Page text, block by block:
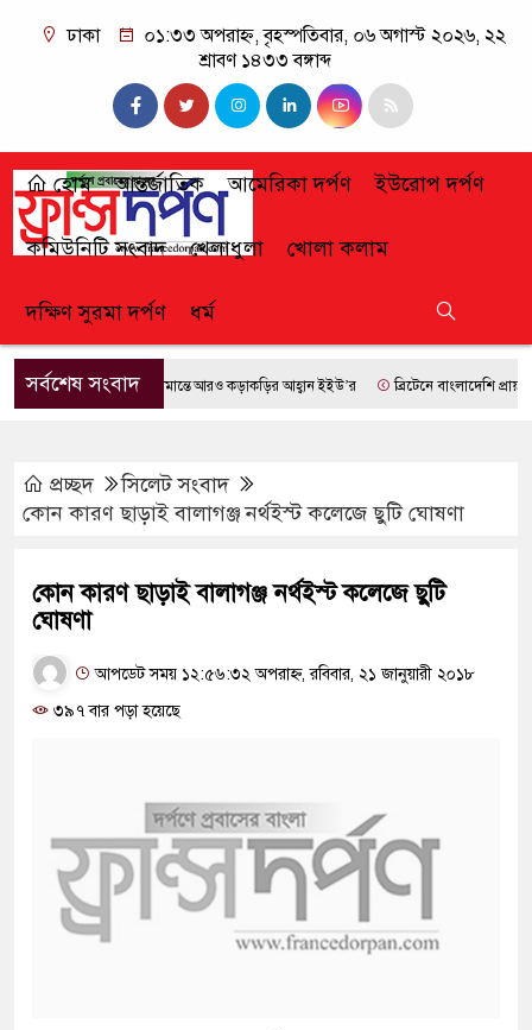
ঢাকা
০১:৩৩ অপরাহ্ন, বৃহস্পতিবার, ০৬ অগাস্ট ২০২৬, ২২
শ্রাবণ ১৪৩৩ বঙ্গাব্দ
হোম আন্তর্জাতিক আমেরিকা দর্পণ ইউরোপ দর্পণ
কমিউনিটি সংবাদ খেলাধুলা খোলা কলাম
দক্ষিণ সুরমা দর্পণ ধর্ম
সর্বশেষ সংবাদসীমান্তে আরও কড়াকড়ির আহ্বান ইইউ’র ব্রিটেনে বাংলাদেশি প্রায় ৭ লাখ
প্রচ্ছদ
সিলেট সংবাদ
কোন কারণ ছাড়াই বালাগঞ্জ নর্থইস্ট কলেজে ছুটি ঘোষণা
কোন কারণ ছাড়াই বালাগঞ্জ নর্থইস্ট কলেজে ছুটি
ঘোষণা
আপডেট সময় ১২:৫৬:৩২ অপরাহ্ন, রবিবার, ২১ জানুয়ারী ২০১৮
৩৯৭ বার পড়া হয়েছে